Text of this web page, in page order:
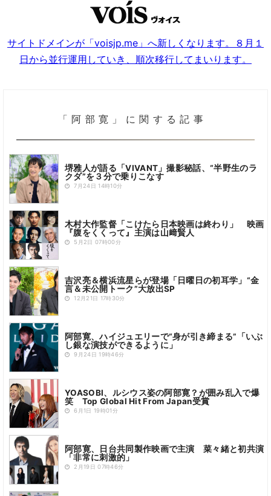
サイトドメインが「voisjp.me」へ新しくなります。８月１
日から並行運用していき、順次移行してまいります。
「阿部寛」に関する記事
堺雅人が語る「VIVANT」撮影秘話、“半野生のラ
クダ”を３分で乗りこなす
7月24日 14時10分
木村大作監督「こけたら日本映画は終わり」 映画
『腹をくくって』主演は山﨑賢人
5月2日 07時00分
吉沢亮＆横浜流星らが登場「日曜日の初耳学」“金
言＆未公開トーク”大放出SP
12月21日 17時30分
阿部寛、ハイジュエリーで“身が引き締まる”「いぶ
し銀な演技ができるように」
9月24日 19時46分
YOASOBI、ルシウス姿の阿部寛？が囲み乱入で爆
笑 Top Global Hit From Japan受賞
6月1日 19時01分
阿部寛、日台共同製作映画で主演 菜々緒と初共演
「⾮常に刺激的」
2月19日 07時46分